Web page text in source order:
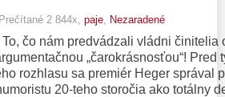
Prečítané 2 844x, paje Nezaradené
čo nám predvádzali vládni činitelia
„čarokrásnosťou“! Pred
rozhlasu sa premiér Heger správal
20-teho storočia ako totálny